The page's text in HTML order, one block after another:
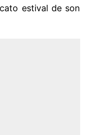
estival de son